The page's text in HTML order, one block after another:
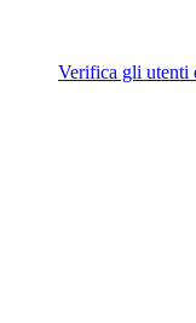
Verifica gli utenti